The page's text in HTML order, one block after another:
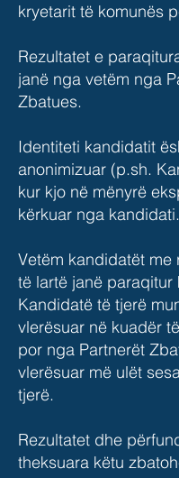
kryetarit të komunës
Rezultatet e
janë nga vetëm nga
Zbatues.
Identiteti kandidatit
anonimizuar (p.sh.
kur kjo në mënyrë
kërkuar nga kandidati.
Vetëm kandidatët me
të lartë janë paraqitur
Kandidatë të tjerë
vlerësuar në kuadër
por nga Partnerët
vlerësuar më ulët
tjerë.
Rezultatet dhe
theksuara këtu